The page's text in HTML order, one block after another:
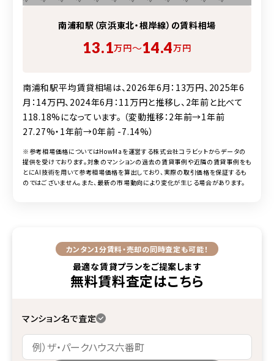
南浦和駅（京浜東北・根岸線）の賃料相場
13.1万円〜14.4万円
南浦和駅平均賃貸相場は、2026年6月：13万円、2025年6
月：14万円、2024年6月：11万円と推移し、2年前と比べて
118.18%になっています。 （変動推移：2年前→1年前
27.27%・1年前→0年前 -7.14%）
※参考相場価格についてはHowMaを運営する株式会社コラビットからデータの
提供を受けております。対象のマンションの過去の賃貸事例や近隣の賃貸事例をも
とにAI技術を用いて参考相場価格を算出しており、実際の取引価格を保証するも
のではございません。また、最新の市場動向により変化が生じる場合があります。
カンタン1分賃料・売却の同時査定も可能！
最適な賃貸プランをご提案します
無料賃料査定はこちら
マンション名で査定